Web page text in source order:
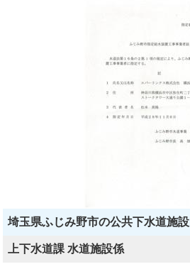
埼玉県ふじみ野市の公共下水道施設
上下水道課 水道施設係